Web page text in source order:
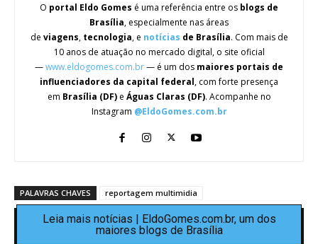
O portal Eldo Gomes é uma referência entre os blogs de
Brasília, especialmente nas áreas
de viagens, tecnologia, e notícias de Brasília. Com mais de
10 anos de atuação no mercado digital, o site oficial
—www.eldogomes.com.br— é um dos maiores portais de
influenciadores da capital federal, com forte presença
em Brasília (DF)e Águas Claras (DF). Acompanhe no
Instagram @EldoGomes.com.br
PALAVRAS CHAVES reportagem multimidia
Leia mais notícias | EldoGomes.com.br, um dos
maiores blogs de Brasília